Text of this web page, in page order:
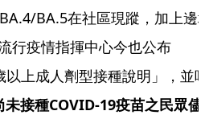
BA.5在社區現蹤，加上邊
行疫情指揮中心今也公布
以上成人劑型接種說明」，並
接種COVID-19疫苗之民眾儘